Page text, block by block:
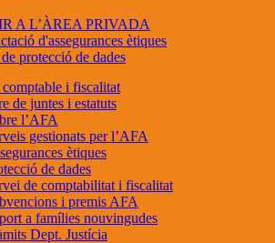
A L’ÀREA PRIVADA
l’AFA
gestionats per l’AFA
ètiques
de dades
de comptabilitat i fiscalitat
i premis AFA
a famílies nouvingudes
Dept. Justícia